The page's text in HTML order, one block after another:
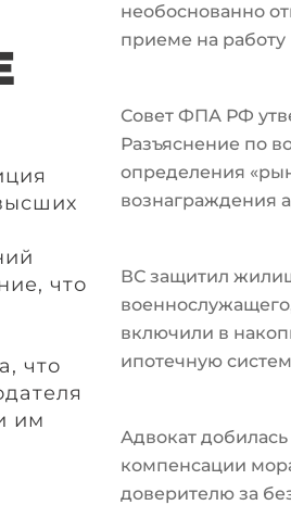
что
что
им
необоснованно
приеме на работу
Совет ФПА РФ
Разъяснение по
определения
вознаграждения
ВС защитил
включили в
ипотечную
Адвокат
компенсации
доверителю за